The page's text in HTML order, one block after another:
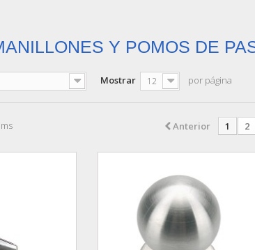
Y POMOS DE
Mostrar 12 por página
Anterior 1 2